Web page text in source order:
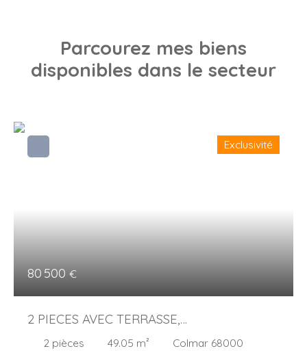
Parcourez mes biens
disponibles dans le secteur
80 500 €
Exclusivité
2 PIECES AVEC TERRASSE,
MITTELHART/ST JOSEPH
2 pièces 49.05 m²
Colmar 68000